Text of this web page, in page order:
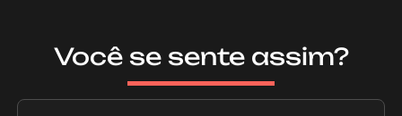
Você se sente assim?